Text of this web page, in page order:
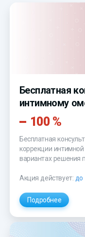
Бесплатная
интимному
100 %
Бесплатная
коррекции
вариантах
Акция действует: до
Подробнее